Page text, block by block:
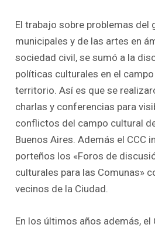
El trabajo sobre problemas del
municipales y de las artes en
sociedad civil, se sumó a la
políticas culturales en el
territorio. Así es que se
charlas y conferencias para
conflictos del campo cultural
Buenos Aires. Además el CCC
porteños los «Foros de
culturales para las Comunas»
vecinos de la Ciudad.
En los últimos años además, el